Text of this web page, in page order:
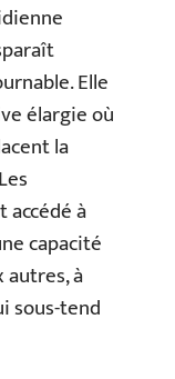
Elle
élargie où
la
accédé à
capacité
autres, à
sous-tend